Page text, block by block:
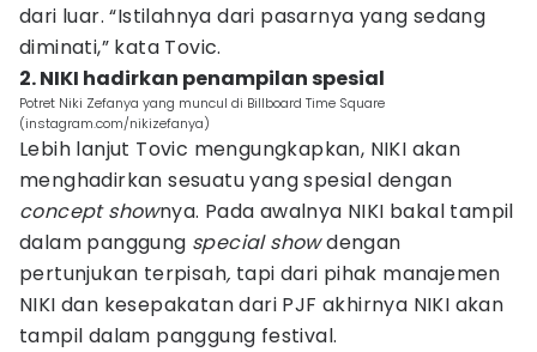
dari luar. “Istilahnya dari pasarnya yang sedang
diminati,” kata Tovic.
2. NIKI hadirkan penampilan spesial
Potret Niki Zefanya yang muncul di Billboard Time Square
(instagram.com/nikizefanya)
Lebih lanjut Tovic mengungkapkan, NIKI akan
menghadirkan sesuatu yang spesial dengan
concept shownya. Pada awalnya NIKI bakal tampil
dalam panggung special showdengan
pertunjukan terpisah, tapi dari pihak manajemen
NIKI dan kesepakatan dari PJF akhirnya NIKI akan
tampil dalam panggung festival.